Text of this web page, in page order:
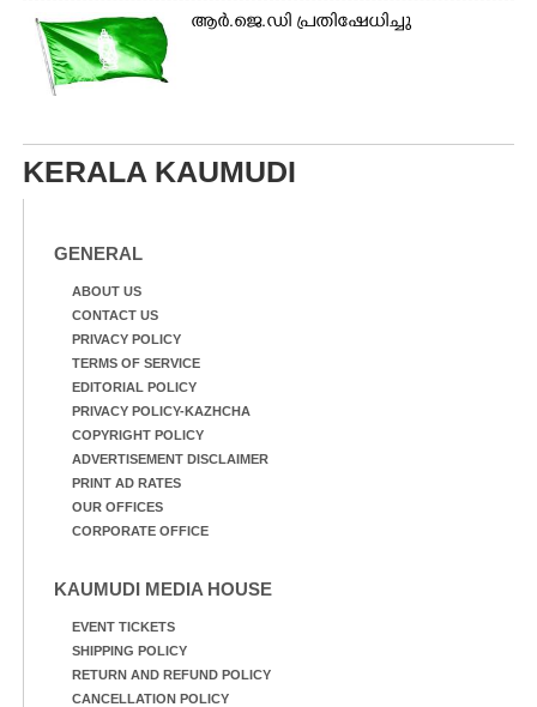
ആർ.ജെ.ഡി പ്രതിഷേധിച്ചു
KERALA KAUMUDI
GENERAL
ABOUT US
CONTACT US
PRIVACY POLICY
TERMS OF SERVICE
EDITORIAL POLICY
PRIVACY POLICY-KAZHCHA
COPYRIGHT POLICY
ADVERTISEMENT DISCLAIMER
PRINT AD RATES
OUR OFFICES
CORPORATE OFFICE
KAUMUDI MEDIA HOUSE
EVENT TICKETS
SHIPPING POLICY
RETURN AND REFUND POLICY
CANCELLATION POLICY